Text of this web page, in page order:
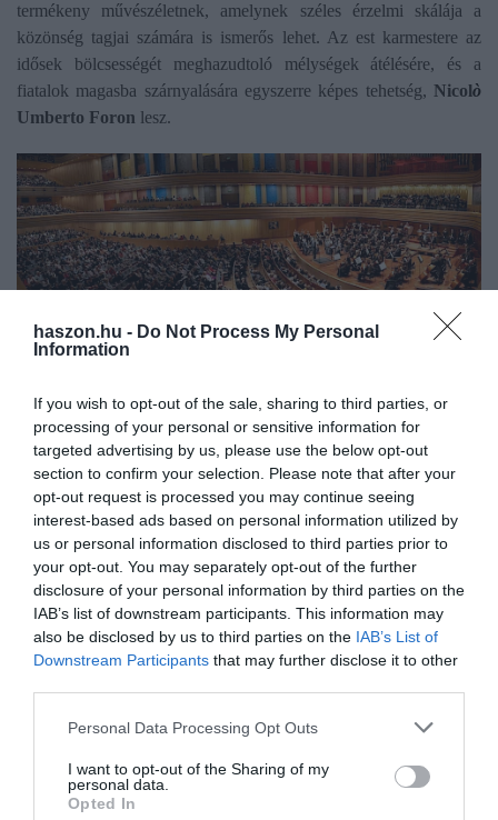
haszon.hu - Do Not Process My Personal
Information
If you wish to opt-out of the sale, sharing to third parties, or
processing of your personal or sensitive information for
targeted advertising by us, please use the below opt-out
section to confirm your selection. Please note that after your
opt-out request is processed you may continue seeing
interest-based ads based on personal information utilized by
us or personal information disclosed to third parties prior to
your opt-out. You may separately opt-out of the further
disclosure of your personal information by third parties on the
IAB’s list of downstream participants. This information may
also be disclosed by us to third parties on the IAB’s List of
Downstream Participants that may further disclose it to other
Please note that this website/app uses one or more Google
not limited to your visit or usage behaviour. You may click to
grant or deny consent to Google and its third-party tags to
use your data for below specified purposes in below Google
Personal Data Processing Opt Outs
I want to opt-out of the Sharing of my
personal data.
Opted In
termékeny művészéletnek, amelynek széles érzelmi skálája a
közönség tagjai számára is ismerős lehet. Az est karmestere az
idősek bölcsességét meghazudtoló mélységek átélésére, és a
fiatalok magasba szárnyalására egyszerre képes tehetség, Nicolò
Umberto Foron lesz.
Az évadzáró koncert az öt hangverseny érzelmi hullámzását a
garantáltan mosolyt csal az arcokra,Dejan Lazić zongoraművész
pedig nem csupán az életvidámMozartjobb kezeként játszik az
esten, de zeneszerzőként is bemutatkozik egy friss scherzóval. Az
évadotBrahms II. szimfóniájazárja, melyről egy barátja azt írta,
hogy „tiszta kék ég, forráscsörgedezés, napfény és hűvös zöld
árnyék”.A művet titkos útravalóként csempésszük
közönségünk szívébe, hogy a nyár egy-egy viharos napján is
legyen zenei muníció a lelki feltöltődésre.
Bérletek a Müpa jegypénztárában és a Jegymesteren kaphatók, 6
és 18 éves kor között díjmentes gyerekbérlet igényelhető a
zenekar munkatársainál ateszlak.nikolett@pfz.hue-mail-címen.